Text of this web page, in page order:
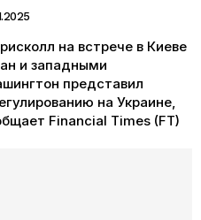
на встрече в Киеве
и западными
представил
на Украине,
Financial Times (FT)